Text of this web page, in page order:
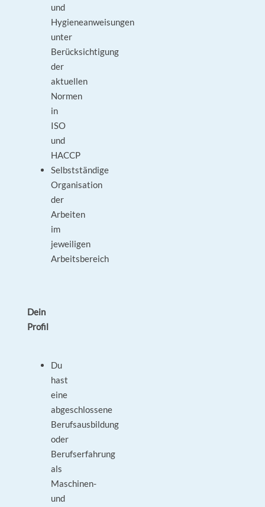
und
Hygieneanweisungen
unter
Berücksichtigung
der
aktuellen
Normen
in
ISO
und
HACCP
Selbstständige
Organisation
der
Arbeiten
im
jeweiligen
Arbeitsbereich
Dein
Profil
Du
hast
eine
abgeschlossene
Berufsausbildung
oder
Berufserfahrung
als
Maschinen-
und